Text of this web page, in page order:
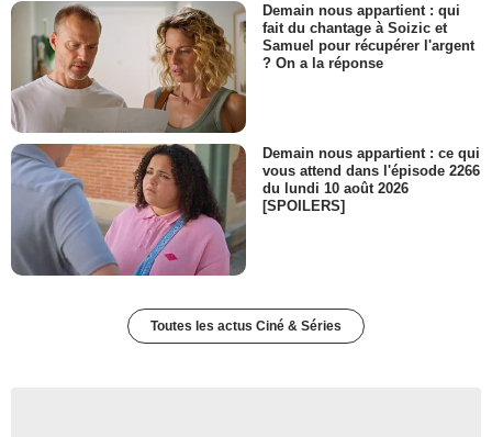
Demain nous appartient : qui
fait du chantage à Soizic et
Samuel pour récupérer l'argent
? On a la réponse
Demain nous appartient : ce qui
vous attend dans l'épisode 2266
du lundi 10 août 2026
[SPOILERS]
Toutes les actus Ciné & Séries